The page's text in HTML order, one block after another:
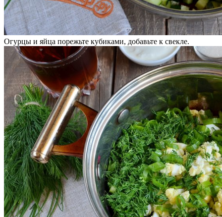
Огурцы и яйца порежьте кубиками, добавьте к свекле.